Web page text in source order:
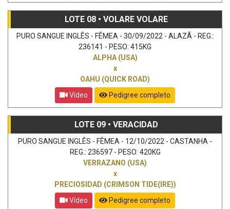
LOTE 08 • VOLARE VOLARE
PURO SANGUE INGLÊS - FÊMEA - 30/09/2022 - ALAZÃ - REG.:
236141 - PESO: 415KG
ALPHA (USA)
x
OAHU (QUICK ROAD)
Vídeo
Pedigree completo
LOTE 09 • VERACIDAD
PURO SANGUE INGLÊS - FÊMEA - 12/10/2022 - CASTANHA -
REG.: 236597 - PESO: 420KG
VERRAZANO (USA)
x
PRECIOSIDAD (CRIMSON TIDE(IRE))
Vídeo
Pedigree completo